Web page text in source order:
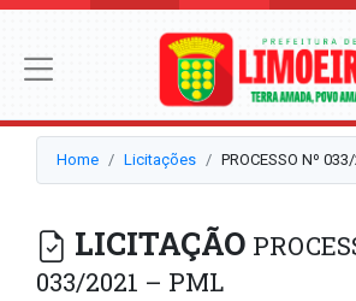
Home Licitações PROCESSO Nº
LICITAÇÃO
033/2021 – PML